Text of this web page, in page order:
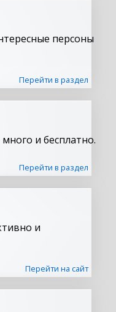
персоны
Перейти в раздел
и бесплатно.
Перейти в раздел
и
Перейти на сайт